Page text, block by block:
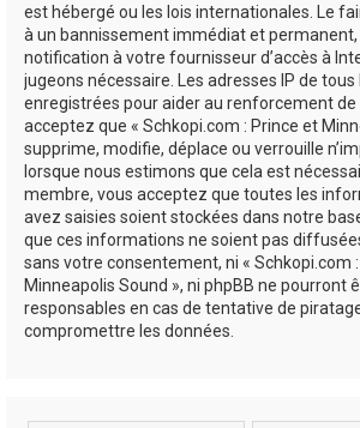
est hébergé ou les lois internationales. Le
à un bannissement immédiat et permanent,
notification à votre fournisseur d’accès à
jugeons nécessaire. Les adresses IP de
enregistrées pour aider au renforcement de
acceptez que « Schkopi.com : Prince et
supprime, modifie, déplace ou verrouille
lorsque nous estimons que cela est
membre, vous acceptez que toutes les
avez saisies soient stockées dans notre
que ces informations ne soient pas
sans votre consentement, ni « Schkopi.com
Minneapolis Sound », ni phpBB ne pourront
responsables en cas de tentative de
compromettre les données.